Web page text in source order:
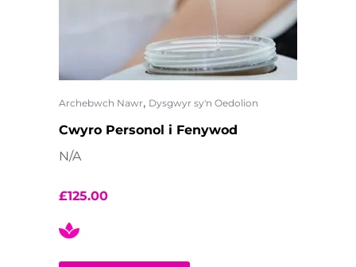
Archebwch Nawr, Dysgwyr sy'n Oedolion
Cwyro Personol i Fenywod
N/A
£125.00